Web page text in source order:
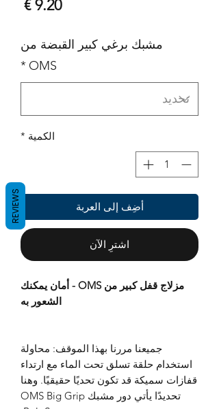
مشبك برغي كبير القبضة من
OMS
*
الكمية *
أضِف إلى العربة
اشترِ الآن
مزلاج قفل كبير من OMS - أمان يمكنك
الشعور به
جميعنا مررنا بهذا الموقف: محاولة
استخدام حلقة تسلق تحت الماء مع ارتداء
قفازات سميكة قد تكون تحديًا حقيقيًا. وهنا
تحديدًا يأتي دور مشبك OMS Big Grip
REVIEWS